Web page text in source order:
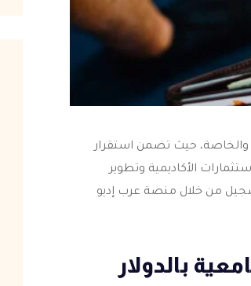
والخاصة، حيث تضمن استقرار
الأكاديمية وتطوير
من خلال منصة عرب إديو
بالدولار